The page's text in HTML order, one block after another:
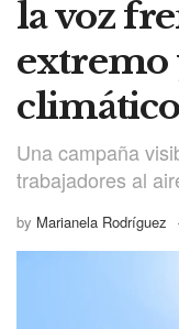
la voz
extremo
climático
Una campaña
trabajadores al
by Marianela Rodríguez